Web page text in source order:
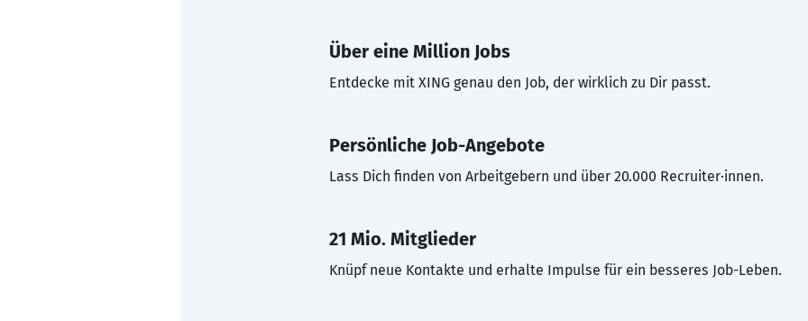
Über eine Million Jobs
Entdecke mit XING genau den Job, der wirklich zu Dir passt.
Persönliche Job-Angebote
Lass Dich finden von Arbeitgebern und über 20.000 Recruiter·innen.
21 Mio. Mitglieder
Knüpf neue Kontakte und erhalte Impulse für ein besseres Job-Leben.